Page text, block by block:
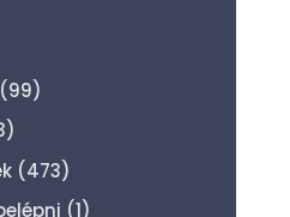
(99)
(473)
(1)